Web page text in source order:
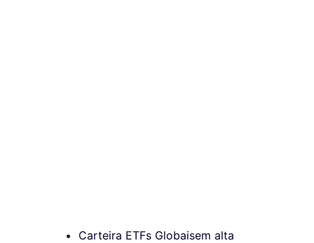
Carteira ETFs Globaisem alta